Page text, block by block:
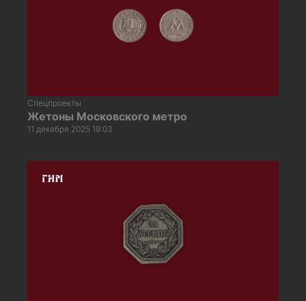
Спецпроекты
Жетоны Московского метро
11 декабря 2025 19:03